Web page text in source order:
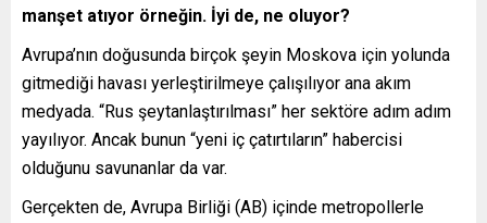
manşet atıyor örneğin. İyi de, ne oluyor?
Avrupa’nın doğusunda birçok şeyin Moskova için yolunda
gitmediği havası yerleştirilmeye çalışılıyor ana akım
medyada. “Rus şeytanlaştırılması” her sektöre adım adım
yayılıyor. Ancak bunun “yeni iç çatırtıların” habercisi
olduğunu savunanlar da var.
Gerçekten de, Avrupa Birliği (AB) içinde metropollerle